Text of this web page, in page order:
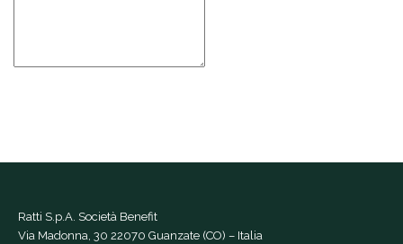
Ratti S.p.A. Società Benefit
Via Madonna, 30 22070 Guanzate (CO) – Italia